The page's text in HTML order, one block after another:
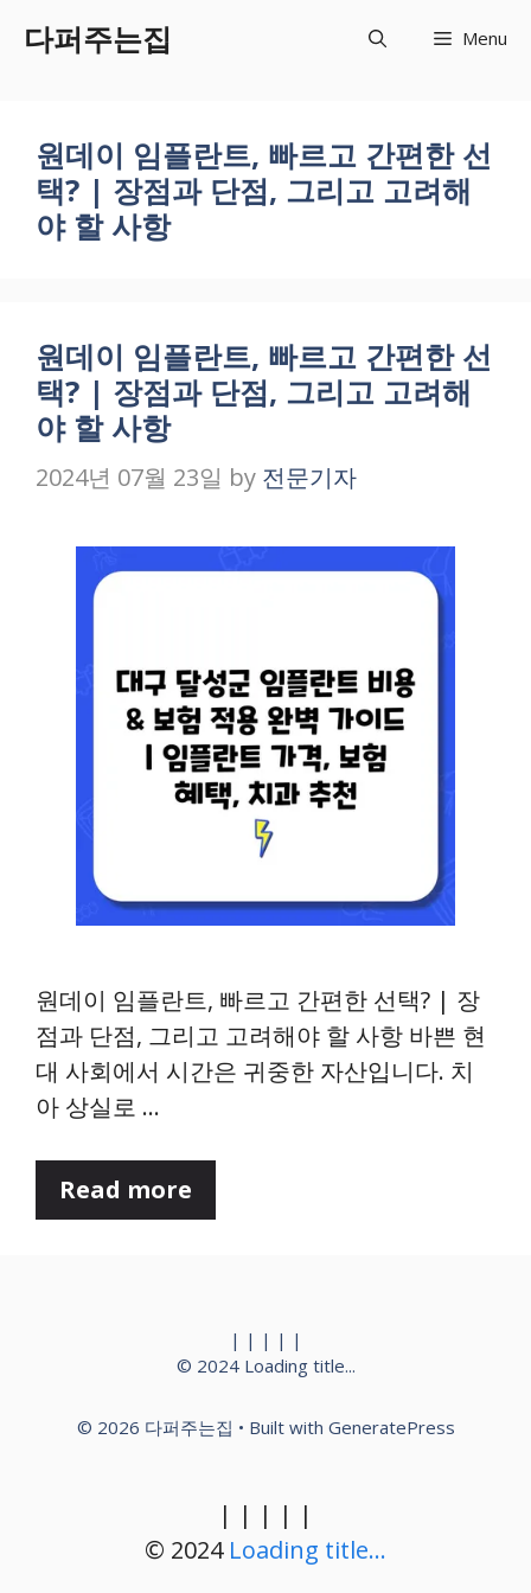
다퍼주는집 Menu
원데이 임플란트, 빠르고 간편한 선
택? | 장점과 단점, 그리고 고려해
야 할 사항
원데이 임플란트, 빠르고 간편한 선
택? | 장점과 단점, 그리고 고려해
야 할 사항
2024년 07월 23일 by 전문기자
원데이 임플란트, 빠르고 간편한 선택? | 장
점과 단점, 그리고 고려해야 할 사항 바쁜 현
대 사회에서 시간은 귀중한 자산입니다. 치
아 상실로 …
Read more
| | | | |
© 2024 Loading title...
© 2026 다퍼주는집 • Built with GeneratePress
| | | | |
© 2024 Loading title...